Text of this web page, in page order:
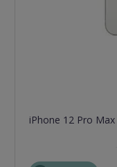
iPhone 12 Pro